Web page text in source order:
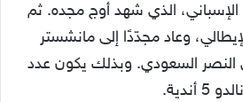
الذي شهد أوج مجده. ثم
وعاد مجدّدًا إلى مانشستر
النصر السعودي. وبذلك يكون عدد